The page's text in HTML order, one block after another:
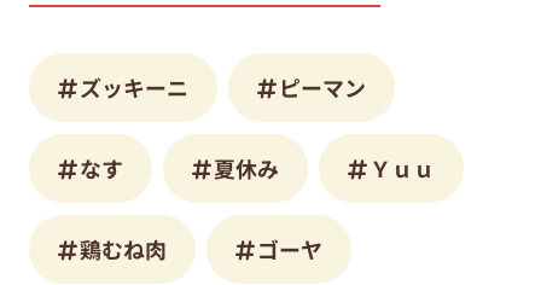
ズッキーニ ピーマン
なす 夏休み Ｙｕｕ
鶏むね肉 ゴーヤ